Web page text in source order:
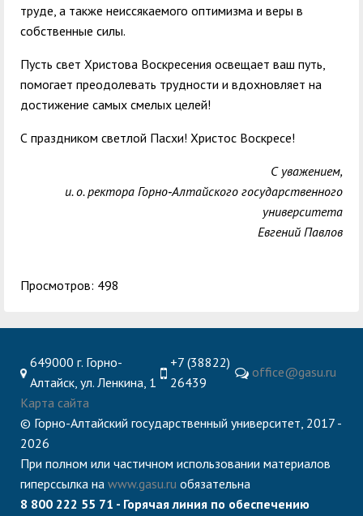
труде, а также неиссякаемого оптимизма и веры в
собственные силы.
Пусть свет Христова Воскресения освещает ваш путь,
помогает преодолевать трудности и вдохновляет на
достижение самых смелых целей!
С праздником светлой Пасхи! Христос Воскресе!
С уважением,
и. о. ректора Горно‑Алтайского государственного
университета
Евгений Павлов
Просмотров: 498
649000 г. Горно-
Алтайск, ул. Ленкина, 1
+7 (38822)
26439
office@gasu.ru
Карта сайта
© Горно-Алтайский государственный университет, 2017 -
2026
При полном или частичном использовании материалов
гиперссылка на www.gasu.ru обязательна
8 800 222 55 71 - Горячая линия по обеспечению